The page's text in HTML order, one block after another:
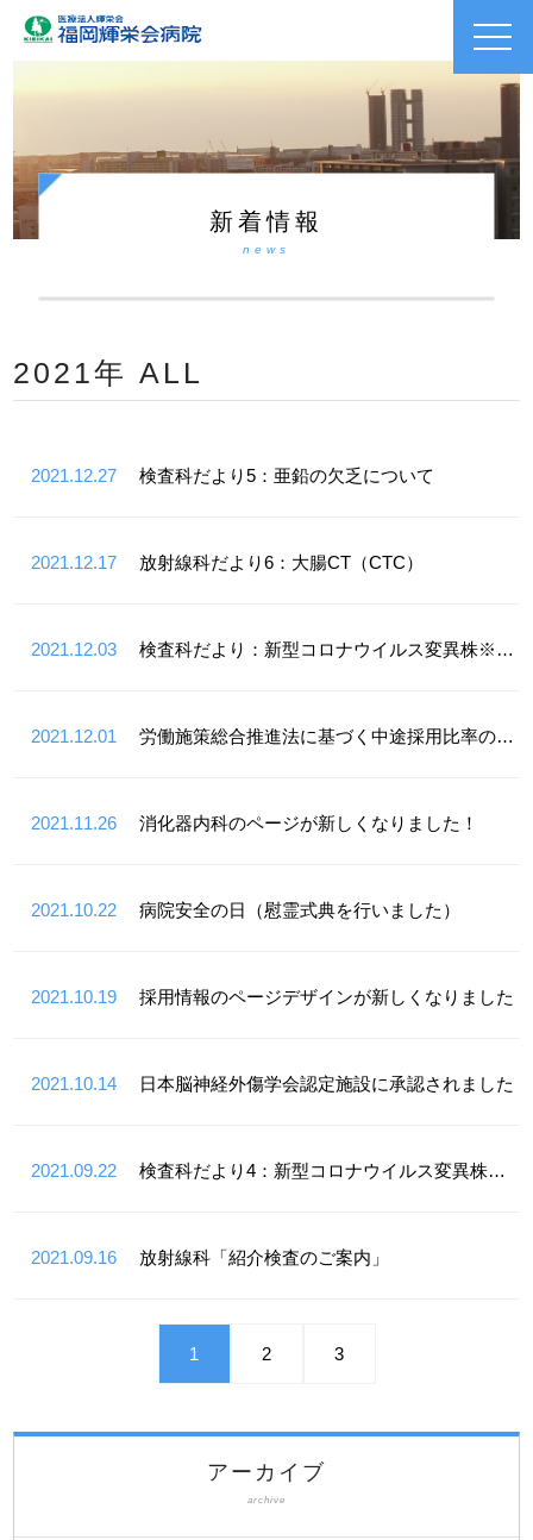
toggle
新着情報
news
2021年 ALL
2021.12.27 検査科だより5：亜鉛の欠乏について
2021.12.17 放射線科だより6：大腸CT（CTC）
2021.12.03 検査科だより：新型コロナウイルス変異株※追記掲載
2021.12.01 労働施策総合推進法に基づく中途採用比率の公表
2021.11.26 消化器内科のページが新しくなりました！
2021.10.22 病院安全の日（慰霊式典を行いました）
2021.10.19 採用情報のページデザインが新しくなりました
2021.10.14 日本脳神経外傷学会認定施設に承認されました
2021.09.22 検査科だより4：新型コロナウイルス変異株とは
2021.09.16 放射線科「紹介検査のご案内」
1 2 3
アーカイブ
archive